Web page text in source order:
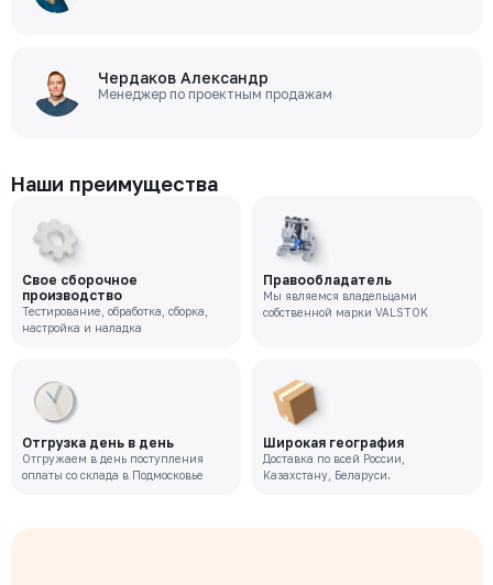
Чердаков Александр
Менеджер по проектным продажам
Наши преимущества
Свое сборочное
производство
Тестирование, обработка, сборка,
настройка и наладка
Правообладатель
Мы являемся владельцами
собственной марки VALSTOK
Отгрузка день в день
Отгружаем в день поступления
оплаты со склада в Подмосковье
Широкая география
Доставка по всей России,
Казахстану, Беларуси.